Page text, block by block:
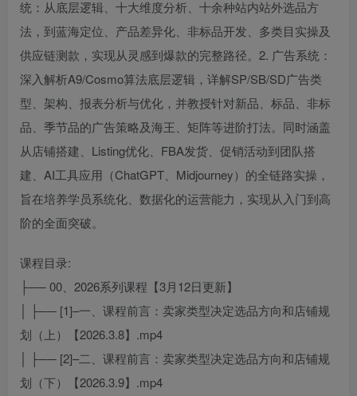
统：从底层逻辑、十大维度分析、十余种站内站外选品方
法，到蓝海定位、产品差异化、非标品开发、多类目实操及
供应链测款，实现从灵感到爆款的完整路径。2. 广告系统：
深入解析A9/Cosmo算法底层逻辑，详解SP/SB/SD广告类
型、架构、报表分析与优化，并教授针对新品、标品、非标
品、季节品的广告策略及海王、矩阵等进阶打法。同时涵盖
从店铺搭建、Listing优化、FBA发货、促销活动到团队搭
建、AI工具应用（ChatGPT、Midjourney）的全链路实操，
旨在培养学员系统化、数据化的运营能力，实现从入门到高
阶的全面突破。
课程目录:
├── 00、2026系列课程【3月12日更新】
│ ├── [1]–一、课程前言：卖家类型决定选品方向和店铺规
划（上）【2026.3.8】.mp4
│ ├── [2]–二、课程前言：卖家类型决定选品方向和店铺规
划（下）【2026.3.9】.mp4